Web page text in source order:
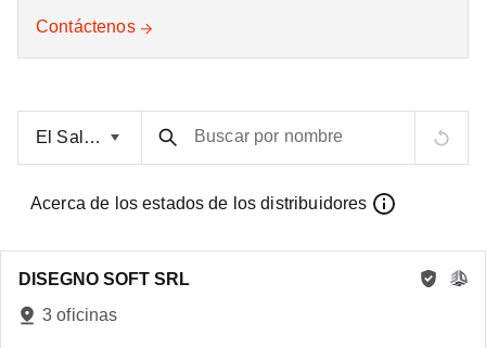
Contáctenos
Buscar por nombre
Acerca de los estados de los distribuidores
DISEGNO SOFT SRL
3 oficinas